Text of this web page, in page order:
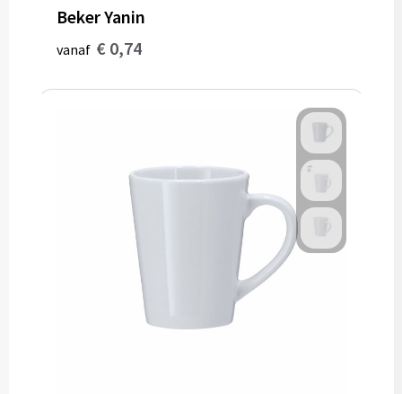
Beker Yanin
vanaf € 0,74